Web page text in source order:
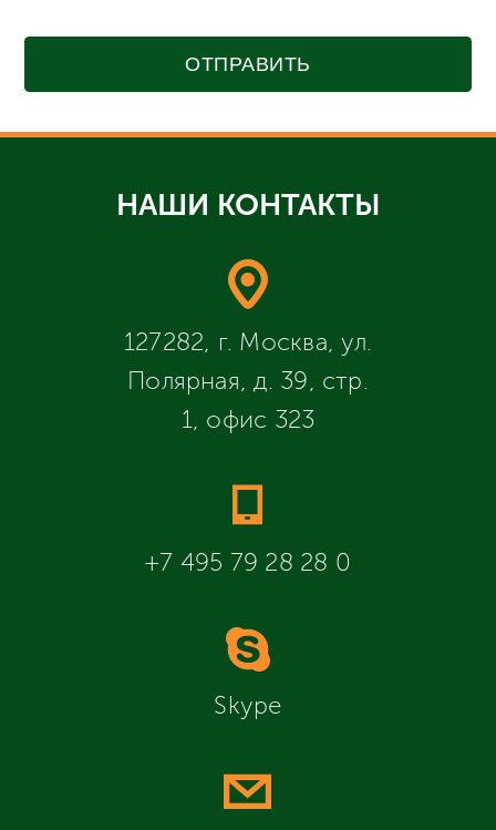
ОТПРАВИТЬ
НАШИ КОНТАКТЫ
127282, г. Москва, ул.
Полярная, д. 39, стр.
1, офис 323
+7 495 79 28 28 0
Skype